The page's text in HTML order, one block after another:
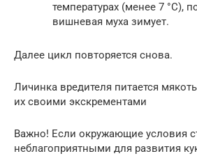
температурах (менее 7 °С),
вишневая муха зимует.
Далее цикл повторяется снова.
Личинка вредителя питается
их своими экскрементами
Важно! Если окружающие условия
неблагоприятными для развития